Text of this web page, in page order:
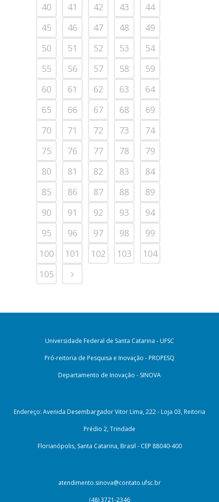
40
41 42 43
44
45
46 47 48
49
50
51 52 53
54
55
56 57 58
59
60
61 62 63
64
65
66 67 68
69
70
71 72 73
74
75
76 77 78
79
80
81 82 83
84
85
86 87 88
89
90
91 92 93
94
95
96 97 98
99
100
101 102 103
104
105
Universidade Federal de Santa Catarina - UFSC
Pró-reitoria de Pesquisa e Inovação - PROPESQ
Departamento de Inovação - SINOVA
Endereço: Avenida Desembargador Vitor Lima, 222 - Loja 03, Reitoria
Prédio 2, Trindade
Florianópolis, Santa Catarina, Brasil - CEP 88040-400
atendimento.sinova@contato.ufsc.br
(48) 3721-2346